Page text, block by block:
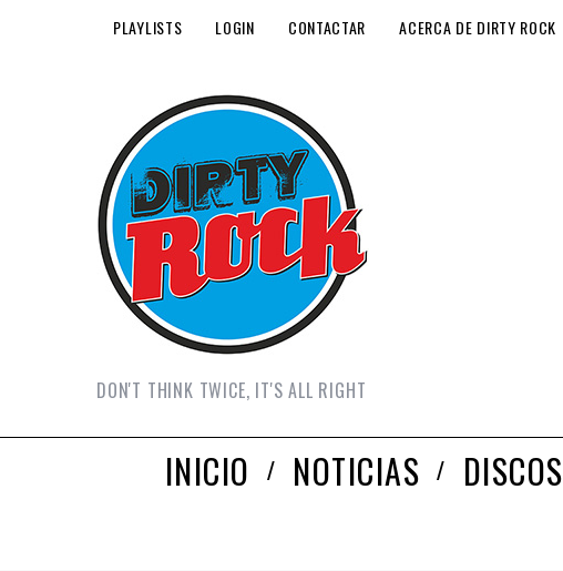
PLAYLISTS LOGIN CONTACTAR ACERCA DE DIRTY ROCK
DON'T THINK TWICE, IT'S ALL RIGHT
INICIO NOTICIAS DISCOS